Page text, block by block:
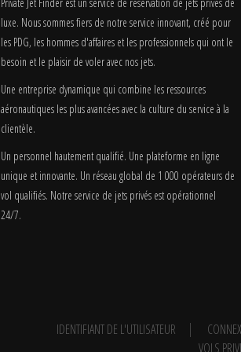
luxe. Nous sommes fiers de notre service innovant, créé pour
les PDG, les hommes d'affaires et les professionnels qui ont le
besoin et le plaisir de voler avec nos jets.
Une entreprise dynamique qui combine les ressources
aéronautiques les plus avancées avec la culture du service à la
clientèle.
Un personnel hautement qualifié. Une plateforme en ligne
unique et innovante. Un réseau global de 1 000 opérateurs de
vol qualifiés. Notre service de jets privés est opérationnel
24/7.
IDENTIFIANT DE L'UTILISATEUR
VOLS